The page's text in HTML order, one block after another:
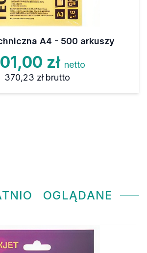
A4 - 500 arkuszy
zł netto
370,23 zł brutto
OGLĄDANE